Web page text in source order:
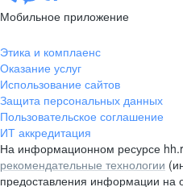
10 этаж, помещение 45-1
pr@rabota.by
Алматы
пр. Абая, д. 151, БЦ Алатау,
12 этаж, офис 1209
+7 727 232-13-13
pr@headhunter.com.kz
Мобильное приложение
Этика и комплаенс
Оказание услуг
Использование сайтов
Защита персональных данных
Пользовательское соглашение
ИТ аккредитация
На информационном ресурсе
рекомендательные технологии
предоставления информации на